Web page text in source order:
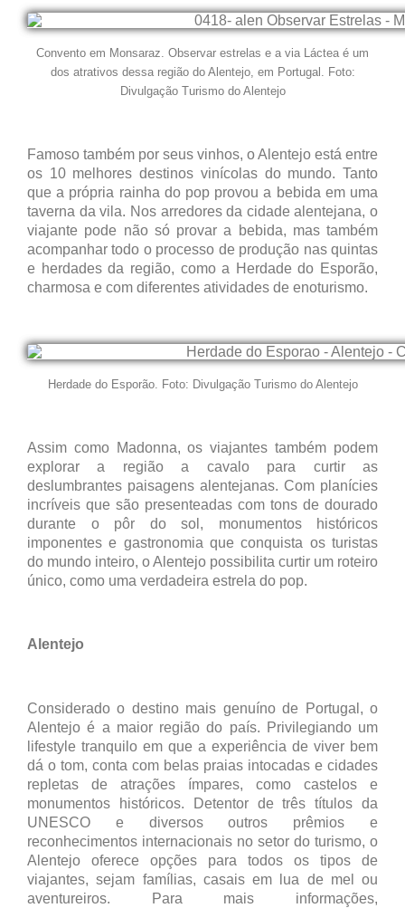
Convento em Monsaraz. Observar estrelas e a via Láctea é um
dos atrativos dessa região do Alentejo, em Portugal. Foto:
Divulgação Turismo do Alentejo
Famoso também por seus vinhos, o Alentejo está entre
os 10 melhores destinos vinícolas do mundo. Tanto
que a própria rainha do pop provou a bebida em uma
taverna da vila. Nos arredores da cidade alentejana, o
viajante pode não só provar a bebida, mas também
acompanhar todo o processo de produção nas quintas
e herdades da região, como a Herdade do Esporão,
charmosa e com diferentes atividades de enoturismo.
Herdade do Esporão. Foto: Divulgação Turismo do Alentejo
Assim como Madonna, os viajantes também podem
explorar a região a cavalo para curtir as
deslumbrantes paisagens alentejanas. Com planícies
incríveis que são presenteadas com tons de dourado
durante o pôr do sol, monumentos históricos
imponentes e gastronomia que conquista os turistas
do mundo inteiro, o Alentejo possibilita curtir um roteiro
único, como uma verdadeira estrela do pop.
Alentejo
Considerado o destino mais genuíno de Portugal, o
Alentejo é a maior região do país. Privilegiando um
lifestyle tranquilo em que a experiência de viver bem
dá o tom, conta com belas praias intocadas e cidades
repletas de atrações ímpares, como castelos e
monumentos históricos. Detentor de três títulos da
UNESCO e diversos outros prêmios e
reconhecimentos internacionais no setor do turismo, o
Alentejo oferece opções para todos os tipos de
viajantes, sejam famílias, casais em lua de mel ou
aventureiros. Para mais informações,